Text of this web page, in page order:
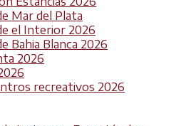
Mar del Plata
el Interior 2026
Bahia Blanca 2026
2026
recreativos 2026